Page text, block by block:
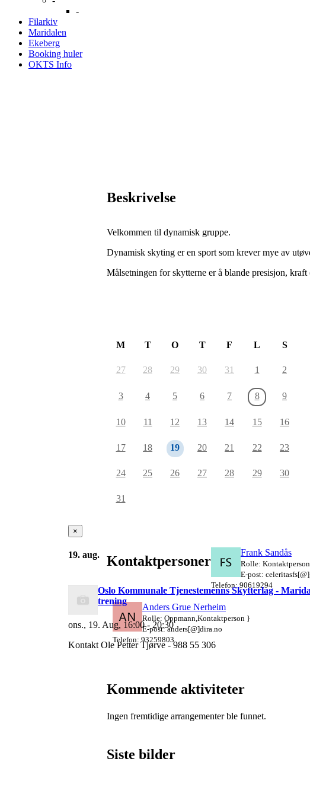
-
Filarkiv
Maridalen
Ekeberg
Booking huler
OKTS Info
Beskrivelse
Velkommen til dynamisk gruppe.
Dynamisk skyting er en sport som krever mye av
Målsetningen for skytterne er å blande presisjon,
M T O T F L S
27 28 29 30 31 1 2
3 4 5 6 7 8 9
10 11 12 13 14 15 16
17 18 19 20 21 22 23
24 25 26 27 28 29 30
31
×
19. aug.
Oslo Kommunale Tjenestemenns Skytterlag -
trening
ons., 19. Aug, 16:00 - 20:30
Kontakt Ole Petter Tjørve - 988 55 306
Kontaktpersoner
Frank Sandås
Rolle:
E-post:
Telefon: 90619294
Anders Grue Nerheim
Rolle: Oppmann,Kontaktperson }
E-post: anders[@]dira.no
Telefon: 93259803
Kommende aktiviteter
Ingen fremtidige arrangementer ble funnet.
Siste bilder